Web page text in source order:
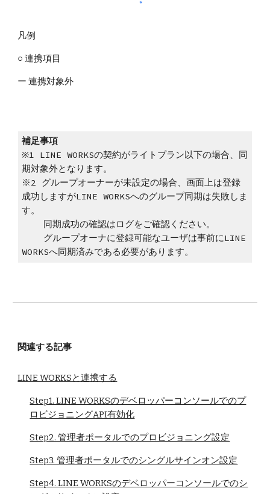
凡例
○ 連携項目
ー 連携対象外
補足事項
※1 LINE WORKSの契約がライトプラン以下の場合、同
期対象外となります。
※2 グループオーナーが未設定の場合、画面上は登録
成功しますがLINE WORKSへのグループ同期は失敗しま
す。
    同期成功の確認はログをご確認ください。
WORKSへ同期済みである必要があります。
関連する記事
LINE WORKSと連携する
Step1. LINE WORKSのデベロッパーコンソールでのプ
ロビジョニングAPI有効化
Step2. 管理者ポータルでのプロビジョニング設定
Step3. 管理者ポータルでのシングルサインオン設定
Step4. LINE WORKSのデベロッパーコンソールでのシ